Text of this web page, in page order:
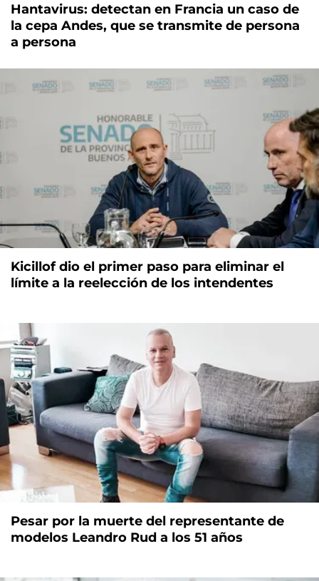
Hantavirus: detectan en Francia un caso de
la cepa Andes, que se transmite de persona
a persona
Kicillof dio el primer paso para eliminar el
límite a la reelección de los intendentes
Pesar por la muerte del representante de
modelos Leandro Rud a los 51 años